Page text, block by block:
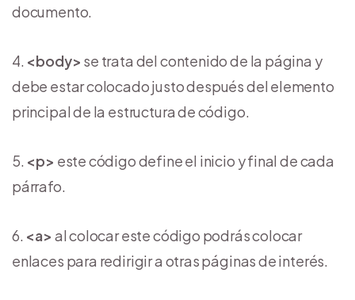
documento.
<body> se trata del contenido de la página y
debe estar colocado justo después del elemento
principal de la estructura de código.
<p> este código define el inicio y final de cada
párrafo.
<a> al colocar este código podrás colocar
enlaces para redirigir a otras páginas de interés.